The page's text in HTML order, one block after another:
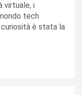
virtuale, i
tech
è stata la